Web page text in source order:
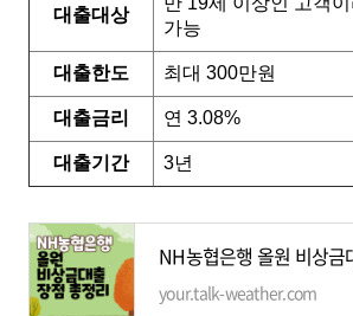
대출대상
가능
대출한도 최대 300만원
대출금리 연 3.08%
대출기간 3년
your.talk-weather.com